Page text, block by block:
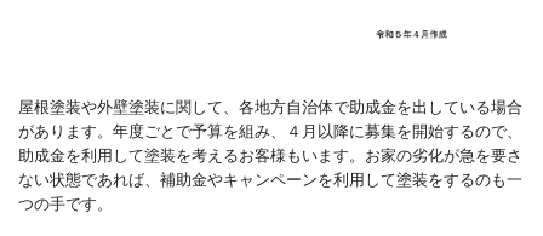
屋根塗装や外壁塗装に関して、各地方自治体で助成金を出している場合
があります。年度ごとで予算を組み、４月以降に募集を開始するので、
助成金を利用して塗装を考えるお客様もいます。お家の劣化が急を要さ
ない状態であれば、補助金やキャンペーンを利用して塗装をするのも一
つの手です。